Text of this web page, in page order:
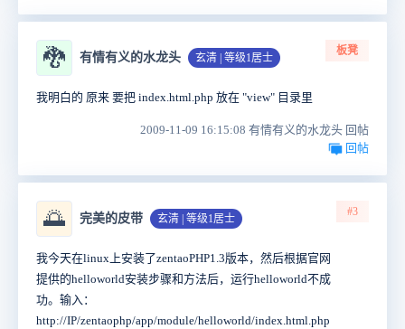
🐉 有情有义的水龙头 玄清 | 等级1居士
板凳
我明白的 原来 要把 index.html.php 放在 "view" 目录里
2009-11-09 16:15:08 有情有义的水龙头 回帖
回帖
🌅 完美的皮带 玄清 | 等级1居士
#3
我今天在linux上安装了zentaoPHP1.3版本，然后根据官网
提供的helloworld安装步骤和方法后，运行helloworld不成
功。输入：
http://IP/zentaophp/app/module/helloworld/index.html.php